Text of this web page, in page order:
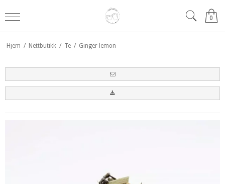
0
Hjem / Nettbutikk / Te / Ginger lemon